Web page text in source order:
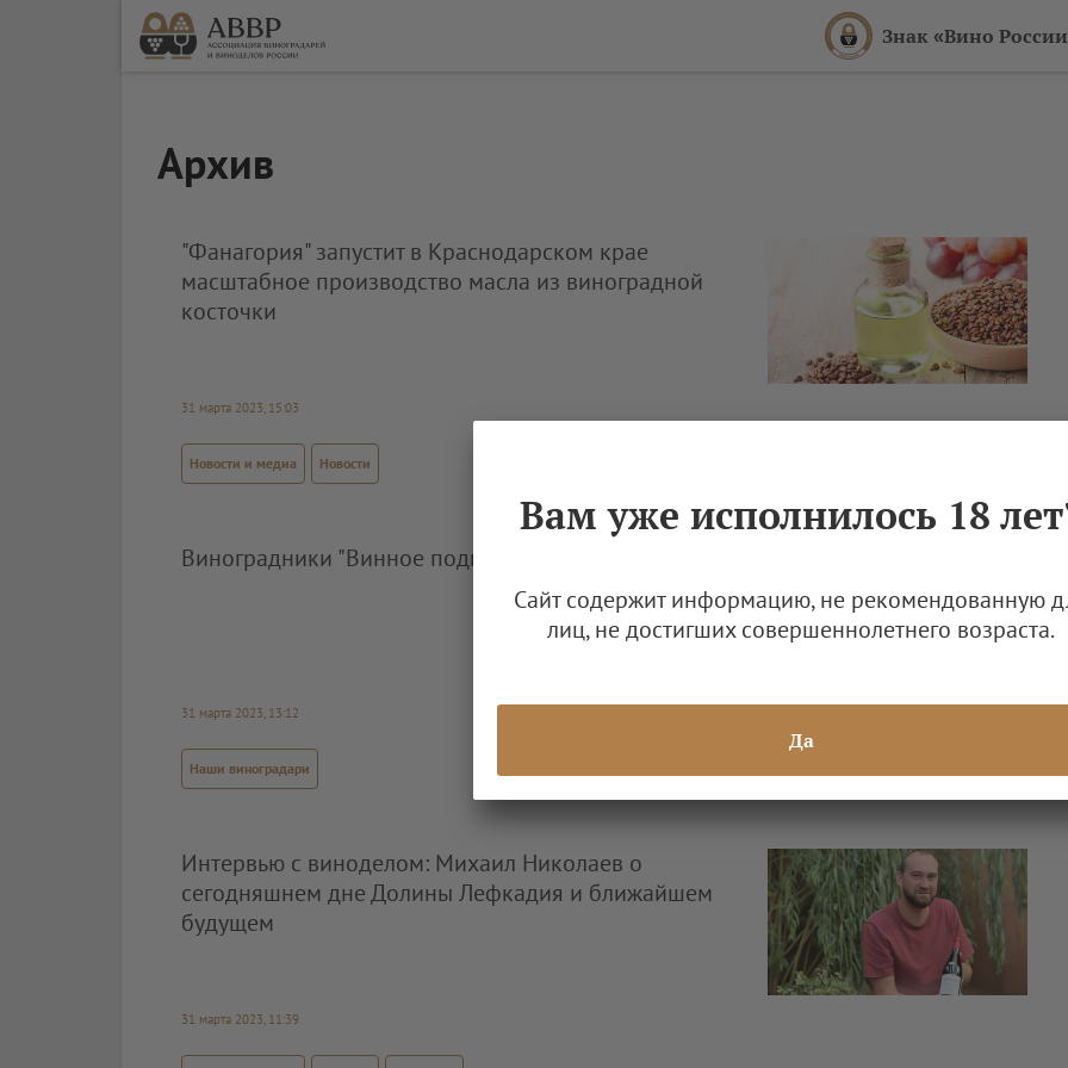
Знак «Вино
Архив
"Фанагория" запустит в Краснодарском крае
масштабное производство масла из виноградной
косточки
31 марта 2023, 15:03
Новости и медиа Новости
Виноградники "Винное подворье старого грека"
31 марта 2023, 13:12
Наши виноградари
Интервью с виноделом: Михаил Николаев о
сегодняшнем дне Долины Лефкадия и ближайшем
будущем
31 марта 2023, 11:39
Вам уже исполнилось 18
Сайт содержит информацию, не рекомендованную
лиц, не достигших совершеннолетнего возраста.
Да